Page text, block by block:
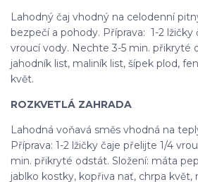
Lahodný čaj vhodný na celodenní
bezpečí a pohody. Příprava: 1-2 lžičky
vroucí vody. Nechte 3-5 min. přikryté
jahodník list, maliník list, šípek plod,
květ.
ROZKVETLÁ ZAHRADA
Lahodná voňavá směs vhodná na
Příprava: 1-2 lžičky čaje přelijte 1/4
min. přikryté odstát. Složení: máta
jablko kostky, kopřiva nať, chrpa květ,